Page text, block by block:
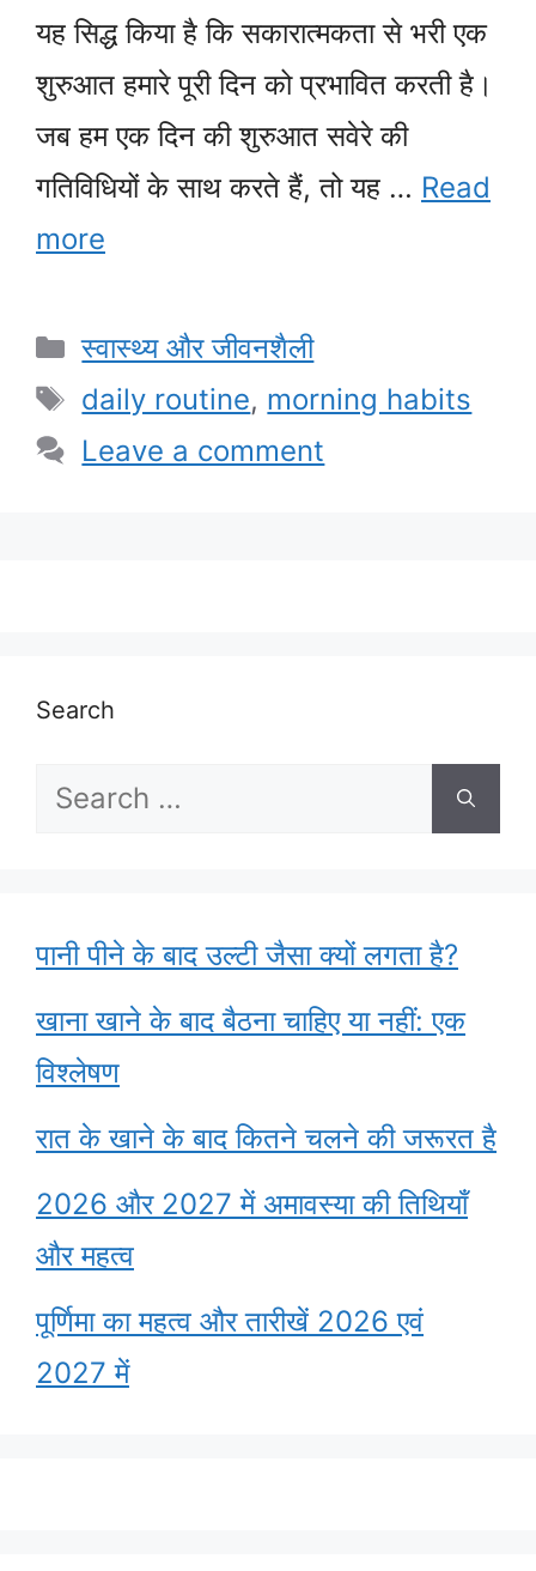
यह सिद्ध किया है कि सकारात्मकता से भरी एक
शुरुआत हमारे पूरी दिन को प्रभावित करती है।
जब हम एक दिन की शुरुआत सवेरे की
गतिविधियों के साथ करते हैं, तो यह … Read
more
Categories
स्वास्थ्य और जीवनशैली
Tags
daily routine, morning habits
Leave a comment
Search
Search
पानी पीने के बाद उल्टी जैसा क्यों लगता है?
खाना खाने के बाद बैठना चाहिए या नहीं: एक
विश्लेषण
रात के खाने के बाद कितने चलने की जरूरत है
2026 और 2027 में अमावस्या की तिथियाँ
और महत्व
पूर्णिमा का महत्व और तारीखें 2026 एवं
2027 में